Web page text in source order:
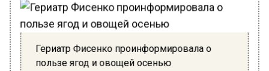
Гериатр Фисенко проинформировала о
пользе ягод и овощей осенью